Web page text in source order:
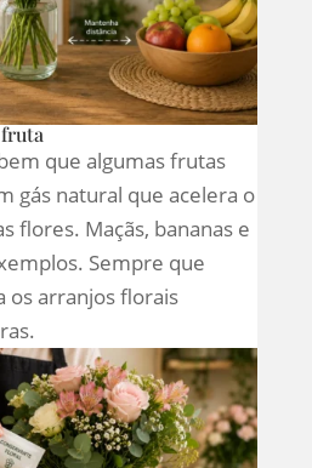
fruta
que algumas frutas
gás natural que acelera o
flores. Maçãs, bananas e
Sempre que
os arranjos florais